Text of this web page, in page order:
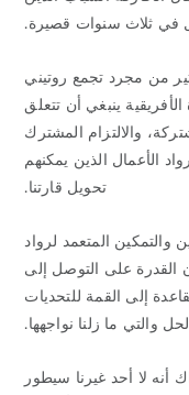
من مجرد تجمع روتيني
ينبغي أن تتعلق
والالتزام المشترك
الأعمال الذين يمكنهم
تحويل قارتنا.
والتمكين المتعمد لرواد
القدرة على التوصل إلى
إلى القمة للتحديات
والتي ما زلنا نواجهها.
أنه لا أحد غيرنا سيطور